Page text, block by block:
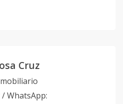
Cruz
WhatsApp: